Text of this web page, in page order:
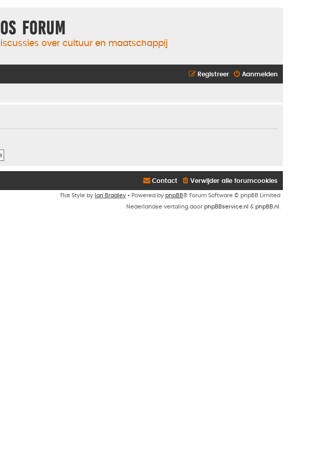
Forum
over cultuur en maatschappij
Aanmelden
Registreer
Verwijder alle forumcookies
Contact
Flat Style by Ian Bradley • Powered by phpBB® Forum Software © phpBB Limited
Nederlandse vertaling door phpBBservice.nl & phpBB.nl .